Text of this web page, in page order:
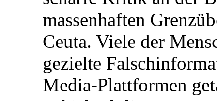
massenhaften
Ceuta. Viele der
gezielte
Media-Plattformen